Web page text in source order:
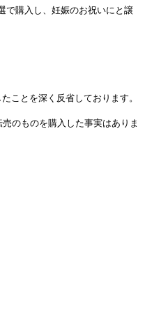
で購入し、妊娠のお祝いにと譲
ことを深く反省しております。
のものを購入した事実はありま